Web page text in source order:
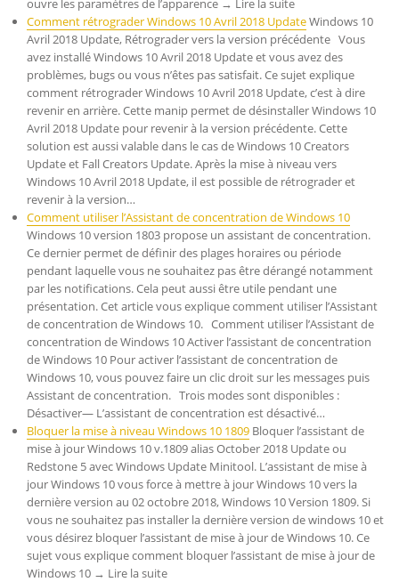
Comment rétrograder Windows 10 Avril 2018 UpdateWindows 10
Avril 2018 Update, Rétrograder vers la version précédente Vous
avez installé Windows 10 Avril 2018 Update et vous avez des
problèmes, bugs ou vous n’êtes pas satisfait. Ce sujet explique
comment rétrograder Windows 10 Avril 2018 Update, c’est à dire
revenir en arrière. Cette manip permet de désinstaller Windows 10
Avril 2018 Update pour revenir à la version précédente. Cette
solution est aussi valable dans le cas de Windows 10 Creators
Update et Fall Creators Update. Après la mise à niveau vers
Windows 10 Avril 2018 Update, il est possible de rétrograder et
revenir à la version…
Comment utiliser l’Assistant de concentration de Windows 10
Windows 10 version 1803 propose un assistant de concentration.
Ce dernier permet de définir des plages horaires ou période
pendant laquelle vous ne souhaitez pas être dérangé notamment
par les notifications. Cela peut aussi être utile pendant une
présentation. Cet article vous explique comment utiliser l’Assistant
de concentration de Windows 10. Comment utiliser l’Assistant de
concentration de Windows 10 Activer l’assistant de concentration
de Windows 10 Pour activer l’assistant de concentration de
Windows 10, vous pouvez faire un clic droit sur les messages puis
Assistant de concentration. Trois modes sont disponibles :
Désactiver— L’assistant de concentration est désactivé…
Bloquer la mise à niveau Windows 10 1809 Bloquer l’assistant de
mise à jour Windows 10 v.1809 alias October 2018 Update ou
Redstone 5 avec Windows Update Minitool. L’assistant de mise à
jour Windows 10 vous force à mettre à jour Windows 10 vers la
dernière version au 02 octobre 2018, Windows 10 Version 1809. Si
vous ne souhaitez pas installer la dernière version de windows 10 et
vous désirez bloquer l’assistant de mise à jour de Windows 10. Ce
sujet vous explique comment bloquer l’assistant de mise à jour de
Windows 10 → Lire la suite